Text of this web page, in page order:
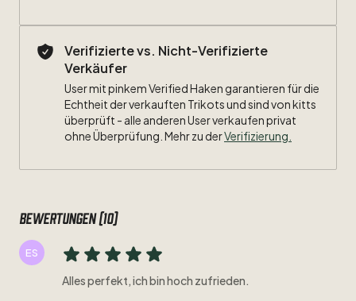
Verifizierte vs. Nicht-Verifizierte
Verkäufer
User mit pinkem Verified Haken garantieren für die
Echtheit der verkauften Trikots und sind von kitts
überprüft - alle anderen User verkaufen privat
ohne Überprüfung. Mehr zu derVerifizierung.
Bewertungen (10)
ES
Alles perfekt, ich bin hoch zufrieden.